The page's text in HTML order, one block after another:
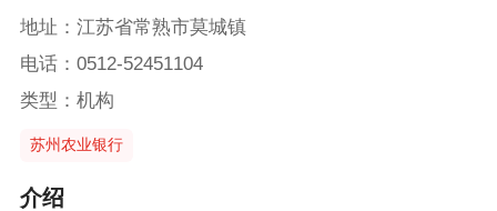
地址：江苏省常熟市莫城镇
电话：0512-52451104
类型：机构
苏州农业银行
介绍